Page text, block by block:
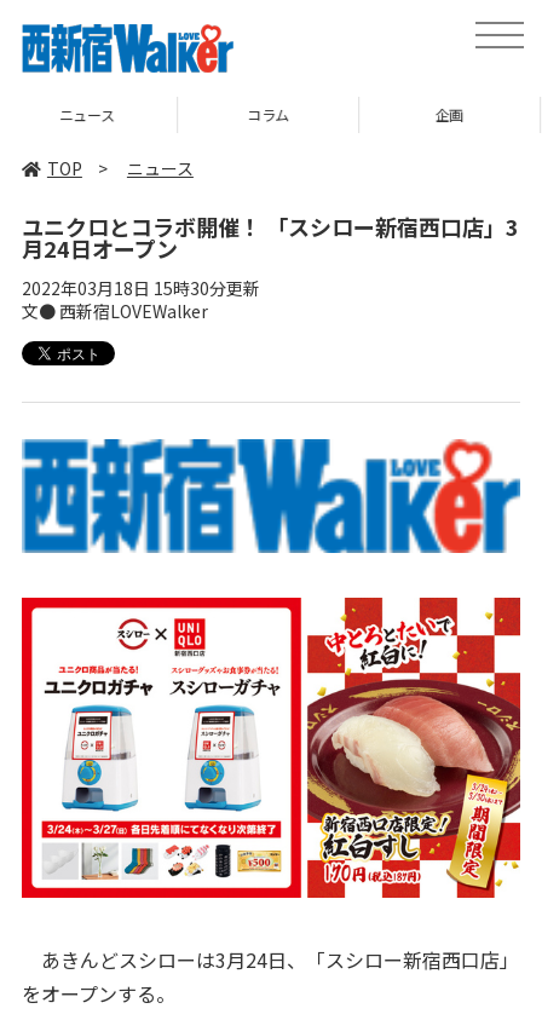
toggle
コラム 企画 TOP
TOP > ニュース
ユニクロとコラボ開催！ 「スシロー新宿西口店」3
月24日オープン
2022年03月18日 15時30分更新
文● 西新宿LOVEWalker
あきんどスシローは3月24日、「スシロー新宿西口店」
をオープンする。